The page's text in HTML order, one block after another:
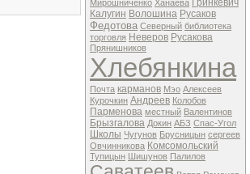
Мирошниченко Ханаева Гринкевич
Калугин Волошина Русаков
Федотова Северный библиотека
торговля Неверов Русакова
Прянишников
Хлебянкина
Почта карманов Мэо Алексеев
Курочкин Андреев Колобов
Парменова местный Валентинов
Брызгалова Докин АБЗ Спас-Угол
Школы Чугунов Брусницын сергеев
Овчинникова Комсомольский
Тупицын Шишунов Палилов